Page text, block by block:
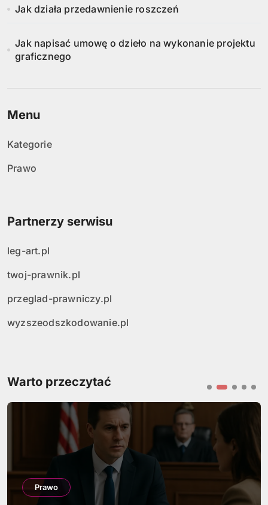
Jak działa przedawnienie roszczeń
Jak napisać umowę o dzieło na wykonanie projektu
graficznego
Menu
Kategorie
Prawo
Partnerzy serwisu
leg-art.pl
twoj-prawnik.pl
przeglad-prawniczy.pl
wyzszeodszkodowanie.pl
Warto przeczytać
Prawo